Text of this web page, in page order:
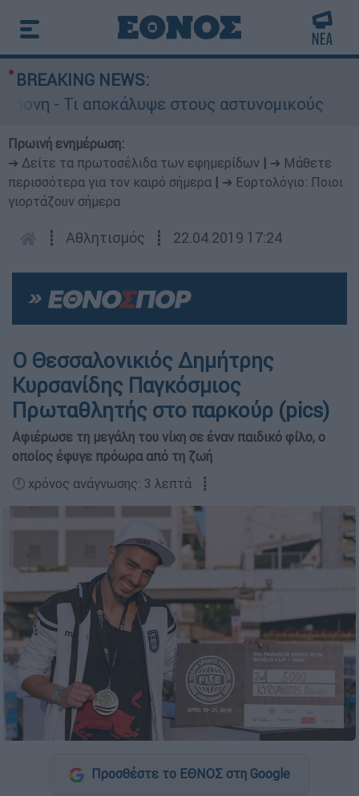
BREAKING NEWS:
- Τι αποκάλυψε στους αστυνομικούς
Πρωινή ενημέρωση:
➔ Δείτε τα πρωτοσέλιδα των εφημερίδων
➔ Μάθετε
περισσότερα για τον καιρό σήμερα
➔ Εορτολόγιο: Ποιοι
γιορτάζουν σήμερα
┋ Αθλητισμός ┋ 22.04.2019 17:24
Ο Θεσσαλονικιός Δημήτρης
Κυρσανίδης Παγκόσμιος
Πρωταθλητής στο παρκούρ (pics)
Αφιέρωσε τη μεγάλη του νίκη σε έναν παιδικό φίλο, ο
οποίος έφυγε πρόωρα από τη ζωή
🕛 χρόνος ανάγνωσης: 3 λεπτά ┋
Προσθέστε το ΕΘΝΟΣ στη Google